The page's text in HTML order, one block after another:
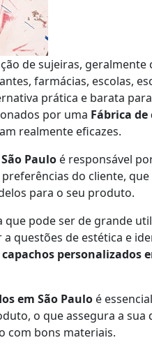
de sujeiras,
farmácias, escolas,
prática e barata
por uma Fábrica de
realmente eficazes.
Paulo é responsável
do cliente,
para o seu produto.
pode ser de grande
questões de estética e
personalizados
em São Paulo é
o que assegura a
com bons materiais.